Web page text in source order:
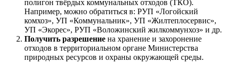
полигон твёрдых коммунальных отходов (ТКО).
Например, можно обратиться в: РУП «Логойский
комхоз», УП «Коммунальник», УП «Жилтеплосервис»,
УП «Экорес», РУП «Воложинский жилкоммунхоз» и др.
Получить разрешение на хранение и захоронение
отходов в территориальном органе Министерства
природных ресурсов и охраны окружающей среды.